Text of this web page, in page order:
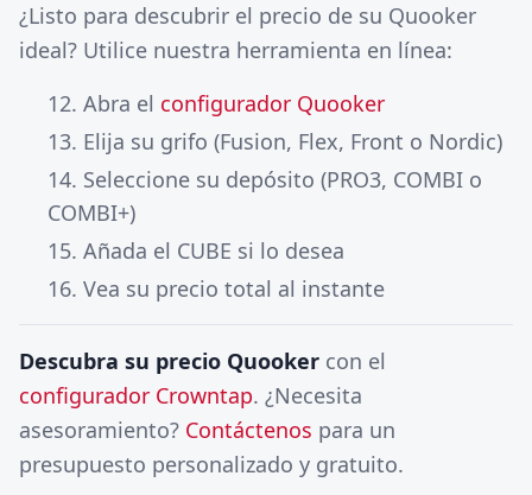
¿Listo para descubrir el precio de su Quooker
ideal? Utilice nuestra herramienta en línea:
Abra el configurador Quooker
Elija su grifo (Fusion, Flex, Front o Nordic)
Seleccione su depósito (PRO3, COMBI o
COMBI+)
Añada el CUBE si lo desea
Vea su precio total al instante
Descubra su precio Quooker con el
configurador Crowntap. ¿Necesita
asesoramiento? Contáctenos para un
presupuesto personalizado y gratuito.